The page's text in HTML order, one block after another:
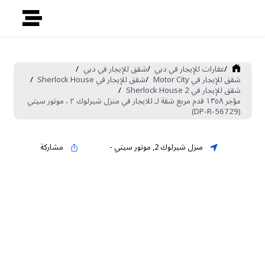
/عقارات للإيجار في دبي /شقق للإيجار في دبي /
شقق للإيجار في Motor City /شقق للإيجار في Sherlock House /
شقق للإيجار في Sherlock House 2 /
مؤجر ١٣٥٨ قدم مربع شقة لـ للايجار في منزل شيرلوك ٢ ، موتور سيتي
(DP-R-56729)
منزل شيرلوك 2 ,موتور سيتي- مشاركة